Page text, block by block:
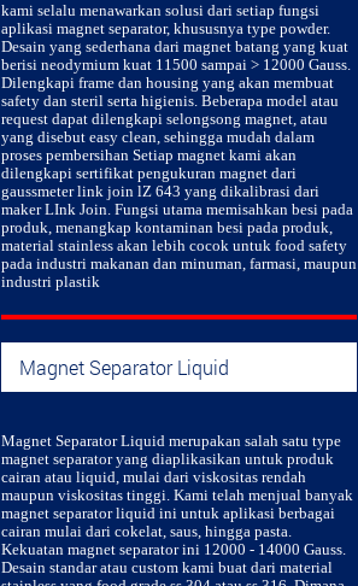
kami selalu menawarkan solusi dari setiap fungsi
aplikasi magnet separator, khususnya type powder.
Desain yang sederhana dari magnet batang yang kuat
berisi neodymium kuat 11500 sampai > 12000 Gauss.
Dilengkapi frame dan housing yang akan membuat
safety dan steril serta higienis. Beberapa model atau
request dapat dilengkapi selongsong magnet, atau
yang disebut easy clean, sehingga mudah dalam
proses pembersihan Setiap magnet kami akan
dilengkapi sertifikat pengukuran magnet dari
gaussmeter link join lZ 643 yang dikalibrasi dari
maker LInk Join. Fungsi utama memisahkan besi pada
produk, menangkap kontaminan besi pada produk,
material stainless akan lebih cocok untuk food safety
pada industri makanan dan minuman, farmasi, maupun
industri plastik
Magnet Separator Liquid
Magnet Separator Liquid merupakan salah satu type
magnet separator yang diaplikasikan untuk produk
cairan atau liquid, mulai dari viskositas rendah
maupun viskositas tinggi. Kami telah menjual banyak
magnet separator liquid ini untuk aplikasi berbagai
cairan mulai dari cokelat, saus, hingga pasta.
Kekuatan magnet separator ini 12000 - 14000 Gauss.
Desain standar atau custom kami buat dari material